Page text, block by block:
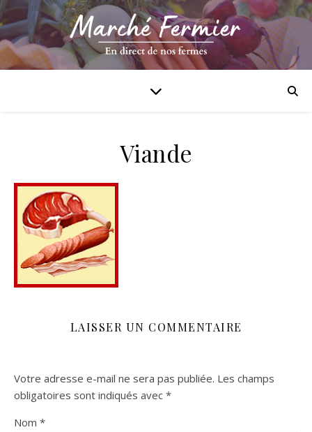
Viande
LAISSER UN COMMENTAIRE
Votre adresse e-mail ne sera pas publiée. Les champs
obligatoires sont indiqués avec *
Nom *